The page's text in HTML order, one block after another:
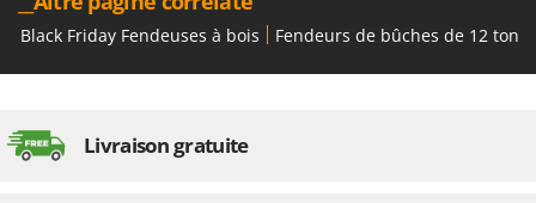
Black Friday Fendeuses à bois Fendeurs de bûches de 12
Livraison gratuite